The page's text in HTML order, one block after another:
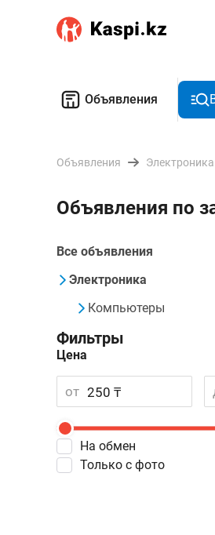
Объявления
Объявления Электроника
Объявления по
Все объявления
Электроника
Компьютеры
Фильтры
Цена
от
На обмен
Только с фото